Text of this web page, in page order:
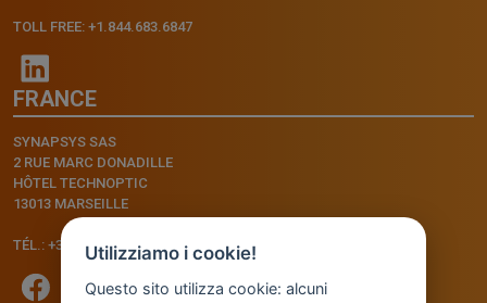
TOLL FREE: +1.844.683.6847
FRANCE
SYNAPSYS SAS
2 RUE MARC DONADILLE
HÔTEL TECHNOPTIC
13013 MARSEILLE
TÉL.: +33.4.91.11.75.75Utilizziamo i cookie!
Questo sito utilizza cookie: alcuni